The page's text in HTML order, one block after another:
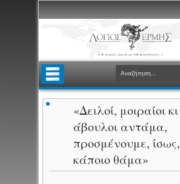
«Δειλοί, μοιραίοι κι
άβουλοι αντάμα,
προσμένουμε, ίσως,
κάποιο θάμα»